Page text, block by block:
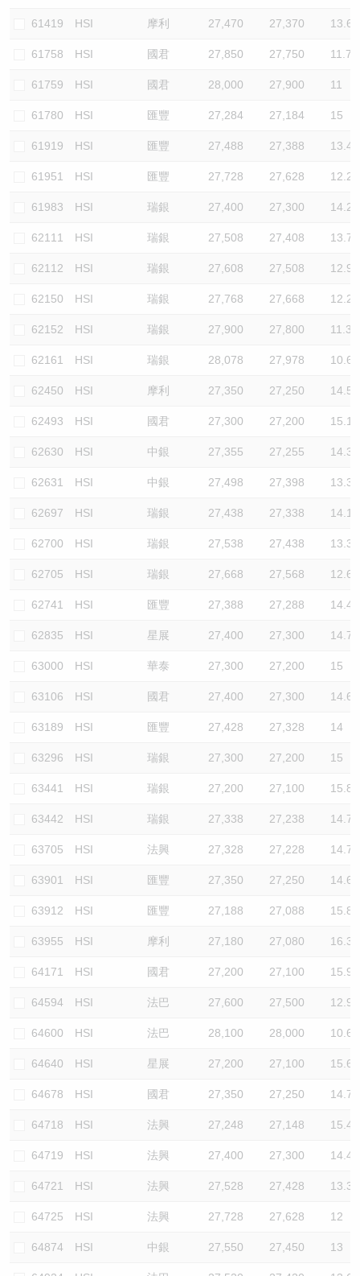
61419 HSI 摩利 27,470 27,370 13.6
61758 HSI 國君 27,850 27,750 11.7
61759 HSI 國君 28,000 27,900 11
61780 HSI 匯豐 27,284 27,184 15
61919 HSI 匯豐 27,488 27,388 13.4
61951 HSI 匯豐 27,728 27,628 12.2
61983 HSI 瑞銀 27,400 27,300 14.2
62111 HSI 瑞銀 27,508 27,408 13.7
62112 HSI 瑞銀 27,608 27,508 12.9
62150 HSI 瑞銀 27,768 27,668 12.2
62152 HSI 瑞銀 27,900 27,800 11.3
62161 HSI 瑞銀 28,078 27,978 10.6
62450 HSI 摩利 27,350 27,250 14.5
62493 HSI 國君 27,300 27,200 15.1
62630 HSI 中銀 27,355 27,255 14.3
62631 HSI 中銀 27,498 27,398 13.3
62697 HSI 瑞銀 27,438 27,338 14.1
62700 HSI 瑞銀 27,538 27,438 13.3
62705 HSI 瑞銀 27,668 27,568 12.6
62741 HSI 匯豐 27,388 27,288 14.4
62835 HSI 星展 27,400 27,300 14.7
63000 HSI 華泰 27,300 27,200 15
63106 HSI 國君 27,400 27,300 14.6
63189 HSI 匯豐 27,428 27,328 14
63296 HSI 瑞銀 27,300 27,200 15
63441 HSI 瑞銀 27,200 27,100 15.8
63442 HSI 瑞銀 27,338 27,238 14.7
63705 HSI 法興 27,328 27,228 14.7
63901 HSI 匯豐 27,350 27,250 14.6
63912 HSI 匯豐 27,188 27,088 15.8
63955 HSI 摩利 27,180 27,080 16.3
64171 HSI 國君 27,200 27,100 15.9
64594 HSI 法巴 27,600 27,500 12.9
64600 HSI 法巴 28,100 28,000 10.6
64640 HSI 星展 27,200 27,100 15.6
64678 HSI 國君 27,350 27,250 14.7
64718 HSI 法興 27,248 27,148 15.4
64719 HSI 法興 27,400 27,300 14.4
64721 HSI 法興 27,528 27,428 13.3
64725 HSI 法興 27,728 27,628 12
64874 HSI 中銀 27,550 27,450 13